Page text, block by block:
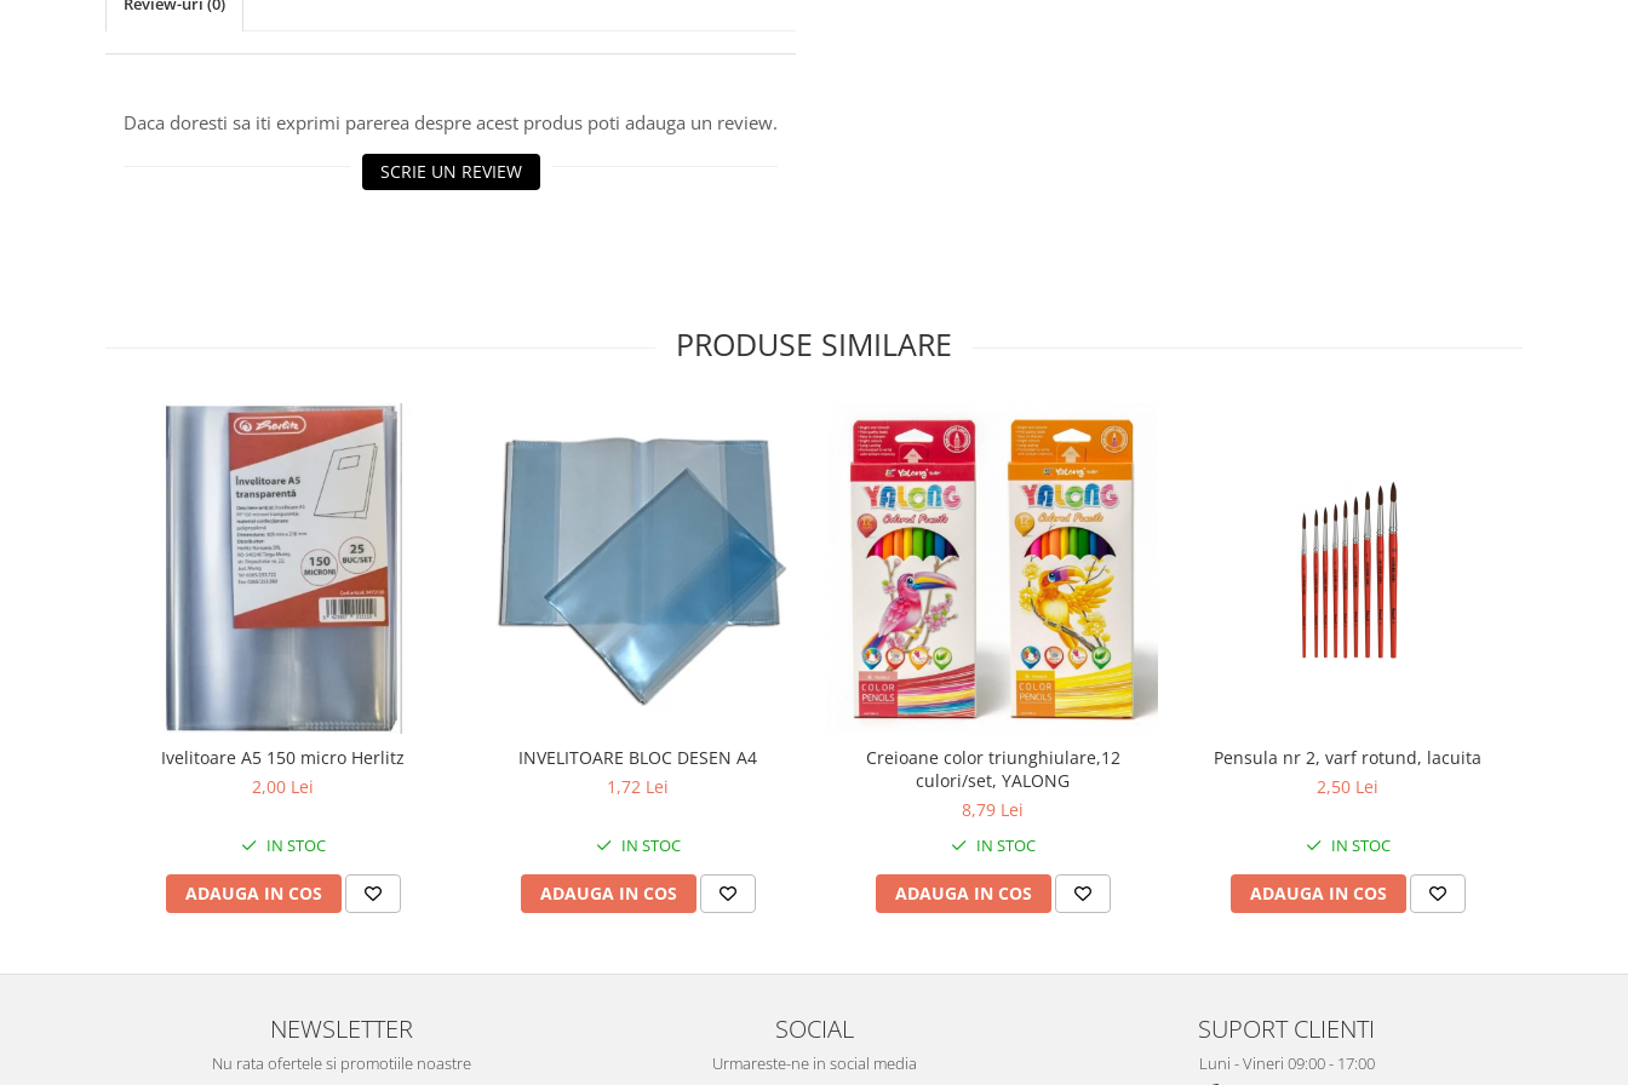
Daca doresti sa iti exprimi parerea despre acest produs poti adauga un review.
SCRIE UN REVIEW
PRODUSE SIMILARE
Ivelitoare A5 150 micro Herlitz
2,00 Lei
IN STOC
ADAUGA IN COS
INVELITOARE BLOC DESEN A4
1,72 Lei
IN STOC
ADAUGA IN COS
Creioane color triunghiulare,12
culori/set, YALONG
8,79 Lei
IN STOC
ADAUGA IN COS
Pensula nr 2, varf rotund, lacuita
2,50 Lei
IN STOC
ADAUGA IN COS
NEWSLETTER
Nu rata ofertele si promotiile noastre
SOCIAL
Urmareste-ne in social media
SUPORT CLIENTI
Luni - Vineri 09:00 - 17:00